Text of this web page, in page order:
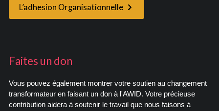
L’adhesion Organisationnelle
Faites un don
Vous pouvez également montrer votre soutien au changement
transformateur en faisant un don à l'AWID. Votre précieuse
contribution aidera à soutenir le travail que nous faisons à